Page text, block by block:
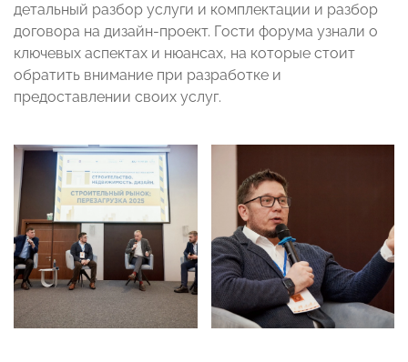
детальный разбор услуги и комплектации и разбор
договора на дизайн-проект. Гости форума узнали о
ключевых аспектах и нюансах, на которые стоит
обратить внимание при разработке и
предоставлении своих услуг.